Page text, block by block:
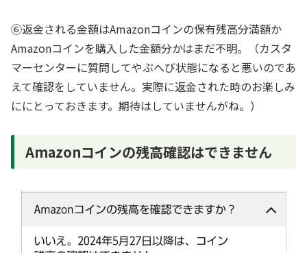
⑥返金される金額はAmazonコインの保有残高分満額か
Amazonコインを購入した金額分かはまだ不明。（カスタ
マーセンターに質問してやぶへび状態になると悪いのであ
えて確認をしていません。実際に返金された時のお楽しみ
ににとっておきます。期待はしていませんがね。）
Amazonコインの残高確認はできません